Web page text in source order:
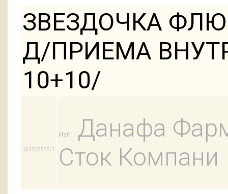
ЗВЕЗДОЧКА ФЛЮ
Д/ПРИЕМА
10+10/
184208578/1
Изг:
Данафа
Сток Компани